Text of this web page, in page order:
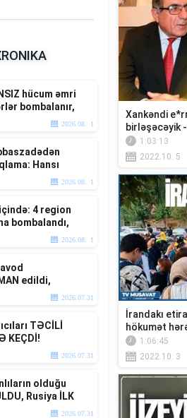
hücum əmri
bombalanır,
2026.08. 1
Hansı
və azalma2026.08. 1
4 region
bombalandı,
2026.08. 1
edildi,
Ukrayna 2026.07.31
TƏCİLİ
KEÇDİ!
Baltikyanıda
2026.07.31
olduğu
Rusiya İLK
atdı – “Ana2026.07.31
Xankəndi
birləşəcəyik
1:03:13
2022.10. 5
İrandakı
hökumət
1:06:45
2022.10. 3